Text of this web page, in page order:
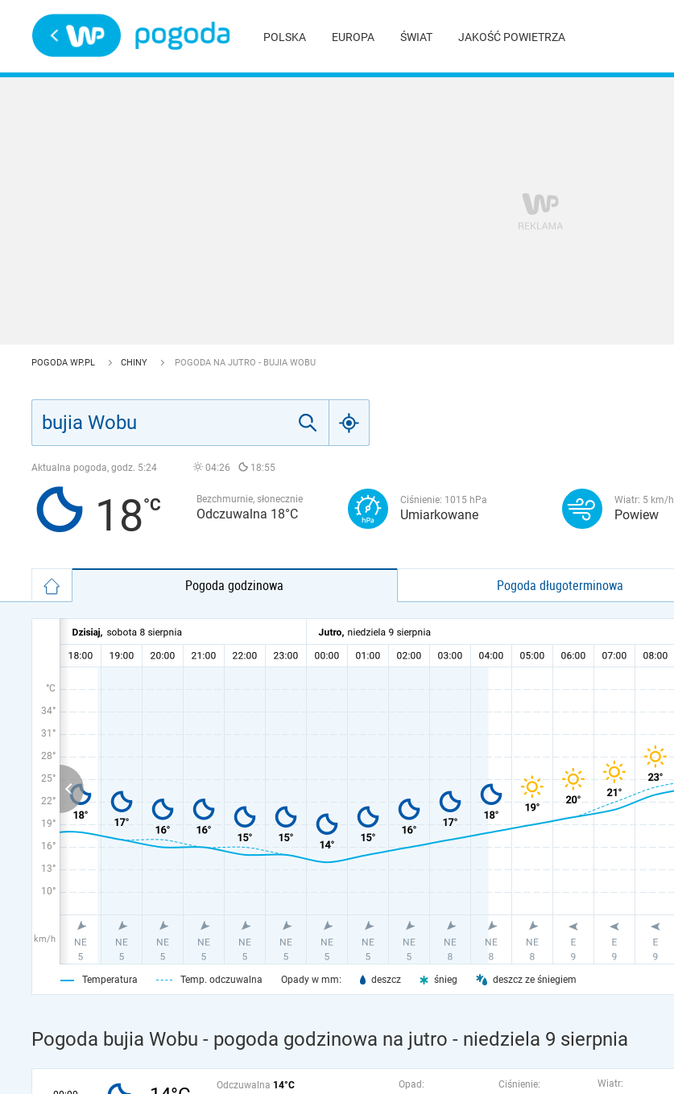
POLSKA EUROPA ŚWIAT JAKOŚĆ POWIETRZA
POGODA WP.PL CHINY POGODA NA JUTRO - BUJIA WOBU
Aktualna pogoda, godz. 5:24 04:26 18:55
18 Bezchmurnie, słonecznie
Odczuwalna 18°C
Ciśnienie: 1015 hPa
Umiarkowane
Wiatr: 5 km/h
Powiew
Pogoda godzinowa Pogoda długoterminowa
°C
34°
31°
28°
25°
22°
19°
16°
13°
10°
km/h
Temperatura Temp. odczuwalna Opady w mm: deszcz śnieg deszcz ze śniegiem
Pogoda bujia Wobu - pogoda godzinowa na jutro - niedziela 9 sierpnia
Odczuwalna 14°C
Opad:
Ciśnienie:
Wiatr: